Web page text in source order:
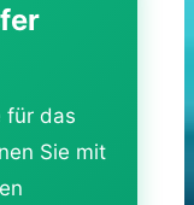
für das
Sie mit